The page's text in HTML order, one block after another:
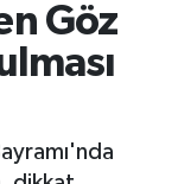
Göz